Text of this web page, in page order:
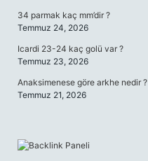
34 parmak kaç mm’dir ?
Temmuz 24, 2026
Icardi 23-24 kaç golü var ?
Temmuz 23, 2026
Anaksimenese göre arkhe nedir ?
Temmuz 21, 2026